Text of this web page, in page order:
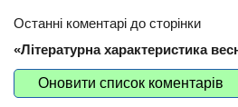
Останні коментарі до сторінки
«Літературна характеристика
Оновити список коментарів